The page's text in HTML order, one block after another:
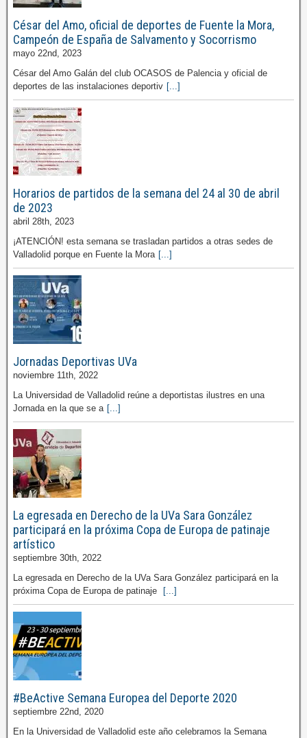
César del Amo, oficial de deportes de Fuente la Mora,
Campeón de España de Salvamento y Socorrismo
mayo 22nd, 2023
César del Amo Galán del club OCASOS de Palencia y oficial de
deportes de las instalaciones deportiv [...]
Horarios de partidos de la semana del 24 al 30 de abril
de 2023
abril 28th, 2023
¡ATENCIÓN! esta semana se trasladan partidos a otras sedes de
Valladolid porque en Fuente la Mora [...]
Jornadas Deportivas UVa
noviembre 11th, 2022
La Universidad de Valladolid reúne a deportistas ilustres en una
Jornada en la que se a [...]
La egresada en Derecho de la UVa Sara González
participará en la próxima Copa de Europa de patinaje
artístico
septiembre 30th, 2022
La egresada en Derecho de la UVa Sara González participará en la
próxima Copa de Europa de patinaje
[...]
#BeActive Semana Europea del Deporte 2020
septiembre 22nd, 2020
En la Universidad de Valladolid este año celebramos la Semana